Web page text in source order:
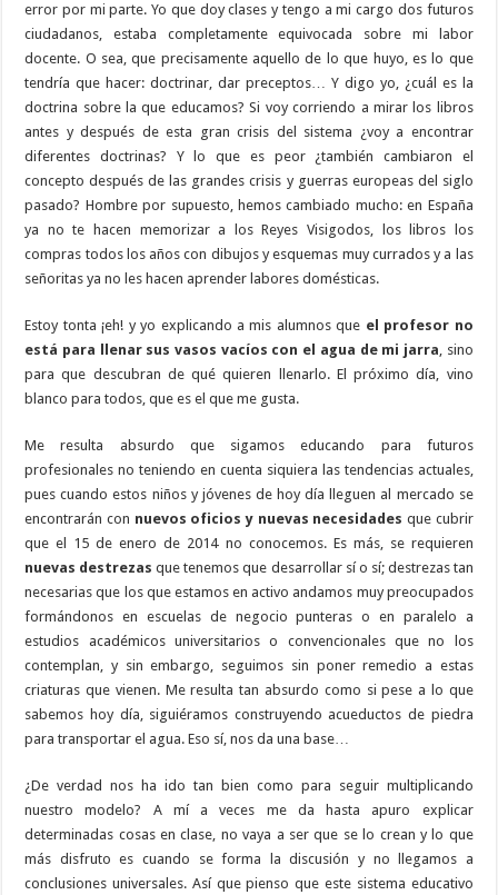
error por mi parte. Yo que doy clases y tengo a mi cargo dos futuros
ciudadanos, estaba completamente equivocada sobre mi labor
docente. O sea, que precisamente aquello de lo que huyo, es lo que
tendría que hacer: doctrinar, dar preceptos… Y digo yo, ¿cuál es la
doctrina sobre la que educamos? Si voy corriendo a mirar los libros
antes y después de esta gran crisis del sistema ¿voy a encontrar
diferentes doctrinas? Y lo que es peor ¿también cambiaron el
concepto después de las grandes crisis y guerras europeas del siglo
pasado? Hombre por supuesto, hemos cambiado mucho: en España
ya no te hacen memorizar a los Reyes Visigodos, los libros los
compras todos los años con dibujos y esquemas muy currados y a las
señoritas ya no les hacen aprender labores domésticas.
Estoy tonta ¡eh! y yo explicando a mis alumnos que el profesor no
está para llenar sus vasos vacíos con el agua de mi jarra, sino
para que descubran de qué quieren llenarlo. El próximo día, vino
blanco para todos, que es el que me gusta.
Me resulta absurdo que sigamos educando para futuros
profesionales no teniendo en cuenta siquiera las tendencias actuales,
pues cuando estos niños y jóvenes de hoy día lleguen al mercado se
encontrarán con nuevos oficios y nuevas necesidades que cubrir
que el 15 de enero de 2014 no conocemos. Es más, se requieren
nuevas destrezas que tenemos que desarrollar sí o sí; destrezas tan
necesarias que los que estamos en activo andamos muy preocupados
formándonos en escuelas de negocio punteras o en paralelo a
estudios académicos universitarios o convencionales que no los
contemplan, y sin embargo, seguimos sin poner remedio a estas
criaturas que vienen. Me resulta tan absurdo como si pese a lo que
sabemos hoy día, siguiéramos construyendo acueductos de piedra
para transportar el agua. Eso sí, nos da una base…
¿De verdad nos ha ido tan bien como para seguir multiplicando
nuestro modelo? A mí a veces me da hasta apuro explicar
determinadas cosas en clase, no vaya a ser que se lo crean y lo que
más disfruto es cuando se forma la discusión y no llegamos a
conclusiones universales. Así que pienso que este sistema educativo